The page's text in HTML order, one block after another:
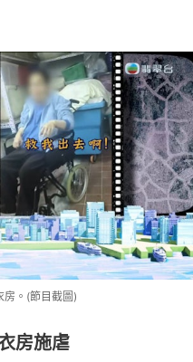
房。(節目截圖)
房施虐